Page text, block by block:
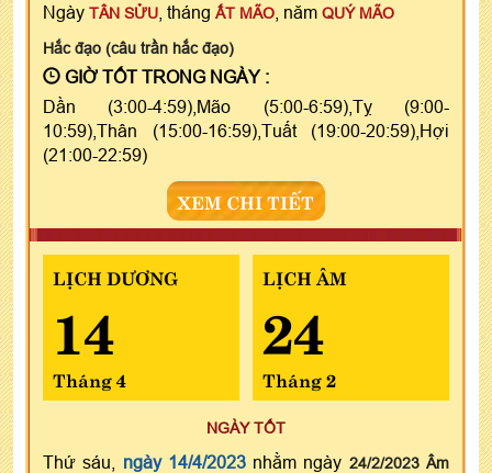
Ngày TÂN SỬU , tháng ẤT MÃO , năm QUÝ MÃO
Hắc đạo (câu trần hắc đạo)
GIỜ TỐT TRONG NGÀY :
Dần (3:00-4:59),Mão (5:00-6:59),Tỵ (9:00-
10:59),Thân (15:00-16:59),Tuất (19:00-20:59),Hợi
(21:00-22:59)
XEM CHI TIẾT
LỊCH DƯƠNG
14
Tháng 4
LỊCH ÂM
24
Tháng 2
NGÀY TỐT
Thứ sáu, ngày 14/4/2023nhằm ngày 24/2/2023 Âm